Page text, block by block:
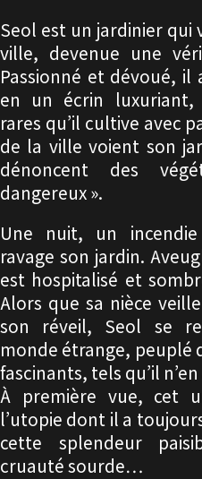
Seol est un jardinier qui
ville, devenue une
Passionné et dévoué,
en un écrin luxuriant,
rares qu’il cultive avec
de la ville voient son
dénoncent des
dangereux ».
Une nuit, un
ravage son jardin.
est hospitalisé et
Alors que sa nièce
son réveil, Seol se
monde étrange, peuplé
fascinants, tels qu’il
À première vue, cet
l’utopie dont il a
cette splendeur
cruauté sourde…